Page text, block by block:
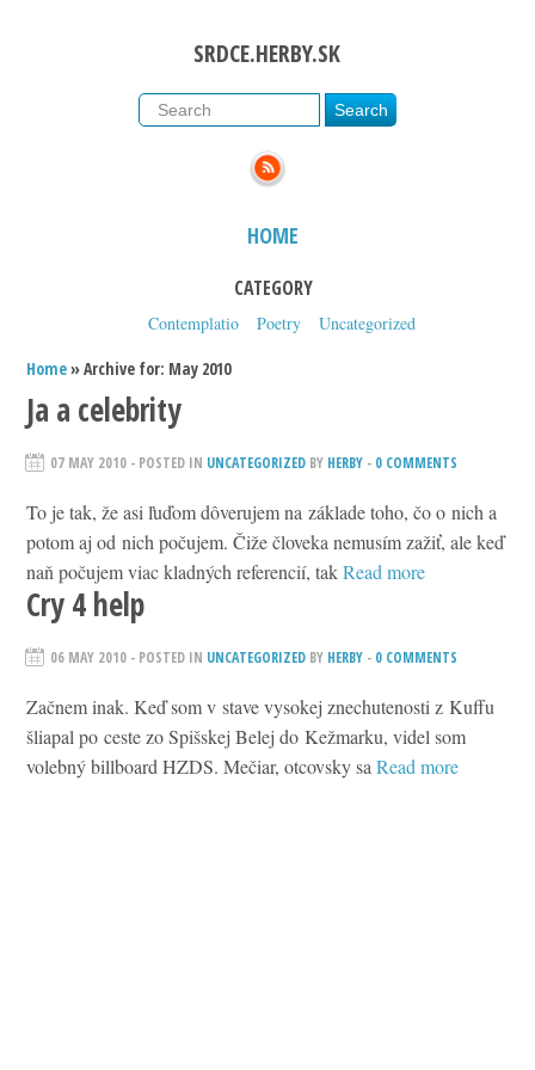
SRDCE.HERBY.SK
HOME
CATEGORY
Contemplatio Poetry
Uncategorized
Home» Archive for: May 2010
Ja a celebrity
07 MAY 2010 - POSTED IN UNCATEGORIZED BY HERBY - 0 COMMENTS
To je tak, že asi ľuďom dôverujem na základe toho, čo o nich a
potom aj od nich počujem. Čiže človeka nemusím zažiť, ale keď
naň počujem viac kladných referencií, takRead more
Cry 4 help
06 MAY 2010 - POSTED IN UNCATEGORIZED BY HERBY - 0 COMMENTS
Začnem inak. Keď som v stave vysokej znechutenosti z Kuffu
šliapal po ceste zo Spišskej Belej do Kežmarku, videl som
volebný billboard HZDS. Mečiar, otcovsky saRead more